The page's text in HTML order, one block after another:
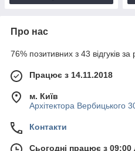
Про нас
76% позитивних з 43 відгуків за
Працює з 14.11.2018
м. Київ
Архітектора Вербицького
Контакти
Сьогодні працює з 09:00